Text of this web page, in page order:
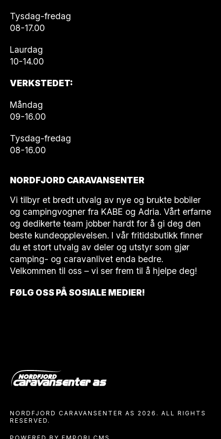
Tysdag-fredag
08-17.00
Laurdag
10-14.00
VERKSTEDET:
Måndag
09-16.00
Tysdag-fredag
08-16.00
NORDFJORD CARAVANSENTER
Vi tilbyr et bredt utvalg av nye og brukte bobiler
og campingvogner fra KABE og Adria. Vårt erfarne
og dedikerte team jobber hardt for å gi deg den
beste kundeopplevelsen. I vår fritidsbutikk finner
du et stort utvalg av deler og utstyr som gjør
camping- og caravanlivet enda bedre.
Velkommen til oss – vi ser frem til å hjelpe deg!
FØLG OSS PÅ SOSIALE MEDIER!
NORDFJORD CARAVANSENTER AS 2026. ALL RIGHTS
RESERVED.